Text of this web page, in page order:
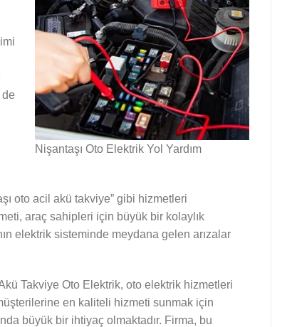
Nişantaşı Oto Elektrik Yol Yardım
oto acil akü takviye” gibi hizmetleri
araç sahipleri için büyük bir kolaylık
elektrik sisteminde meydana gelen arızalar
Takviye Oto Elektrik, oto elektrik hizmetleri
en kaliteli hizmeti sunmak için
büyük bir ihtiyaç olmaktadır. Firma, bu